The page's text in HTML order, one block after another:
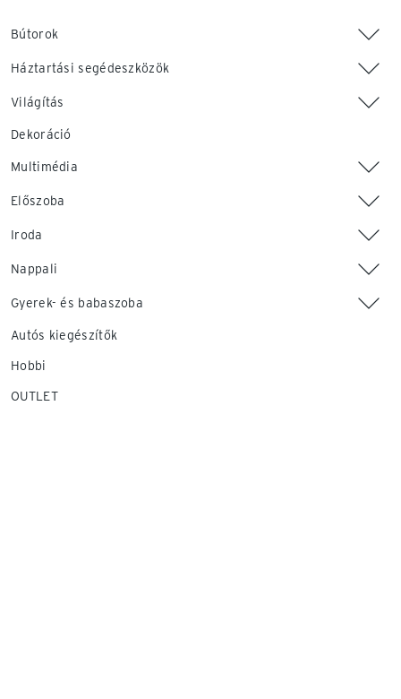
Bútorok
Háztartási segédeszközök
Világítás
Dekoráció
Multimédia
Előszoba
Iroda
Nappali
Gyerek- és babaszoba
Autós kiegészítők
Hobbi
OUTLET